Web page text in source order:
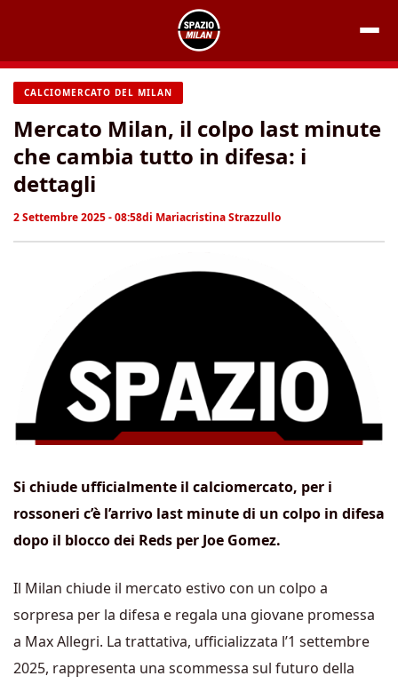
contenuto
CALCIOMERCATO DEL MILAN
Mercato Milan, il colpo last minute
che cambia tutto in difesa: i
dettagli
2 Settembre 2025 - 08:58di Mariacristina Strazzullo
Si chiude ufficialmente il calciomercato, per i
rossoneri c’è l’arrivo last minute di un colpo in difesa
dopo il blocco dei Reds per Joe Gomez.
Il Milan chiude il mercato estivo con un colpo a
sorpresa per la difesa e regala una giovane promessa
a Max Allegri. La trattativa, ufficializzata l’1 settembre
2025, rappresenta una scommessa sul futuro della